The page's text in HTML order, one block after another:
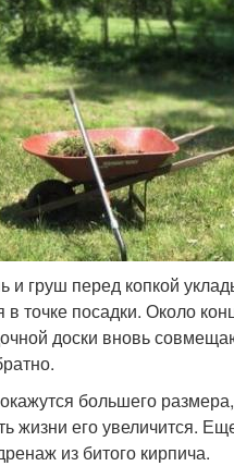
и груш перед копкой
точке посадки. Около
доски вновь
большего
жизни его увеличится.
из битого кирпича.